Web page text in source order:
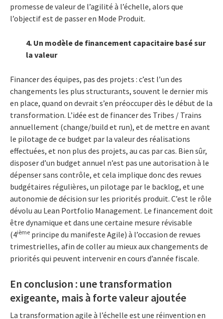
promesse de valeur de l’agilité à l’échelle, alors que
l’objectif est de passer en Mode Produit.
4. Un modèle de financement capacitaire basé sur
la valeur
Financer des équipes, pas des projets : c’est l’un des
changements les plus structurants, souvent le dernier mis
en place, quand on devrait s’en préoccuper dès le début de la
transformation. L’idée est de financer des Tribes / Trains
annuellement (change/build et run), et de mettre en avant
le pilotage de ce budget par la valeur des réalisations
effectuées, et non plus des projets, au cas par cas. Bien sûr,
disposer d’un budget annuel n’est pas une autorisation à le
dépenser sans contrôle, et cela implique donc des revues
budgétaires régulières, un pilotage par le backlog, et une
autonomie de décision sur les priorités produit. C’est le rôle
dévolu au Lean Portfolio Management. Le financement doit
être dynamique et dans une certaine mesure révisable
(4ième principe du manifeste Agile) à l’occasion de revues
trimestrielles, afin de coller au mieux aux changements de
priorités qui peuvent intervenir en cours d’année fiscale.
En conclusion : une transformation
exigeante, mais à forte valeur ajoutée
La transformation agile à l’échelle est une réinvention en